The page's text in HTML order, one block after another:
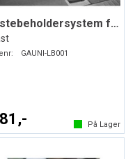
Lastebeholdersystem for bagasjerommet
GAUNI-LB001
På Lager